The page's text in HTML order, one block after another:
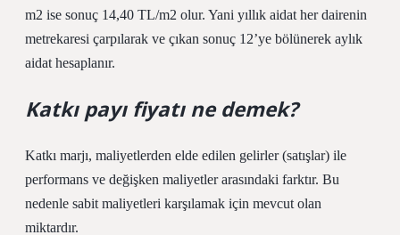
m2 ise sonuç 14,40 TL/m2 olur. Yani yıllık aidat her dairenin
metrekaresi çarpılarak ve çıkan sonuç 12’ye bölünerek aylık
aidat hesaplanır.
Katkı payı fiyatı ne demek?
Katkı marjı, maliyetlerden elde edilen gelirler (satışlar) ile
performans ve değişken maliyetler arasındaki farktır. Bu
nedenle sabit maliyetleri karşılamak için mevcut olan
miktardır.